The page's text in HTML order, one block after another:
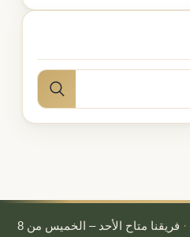
بحث
·
فريقنا متاح الأحد – الخميس من 8